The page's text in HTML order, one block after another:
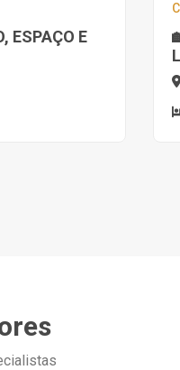
ESPAÇO E